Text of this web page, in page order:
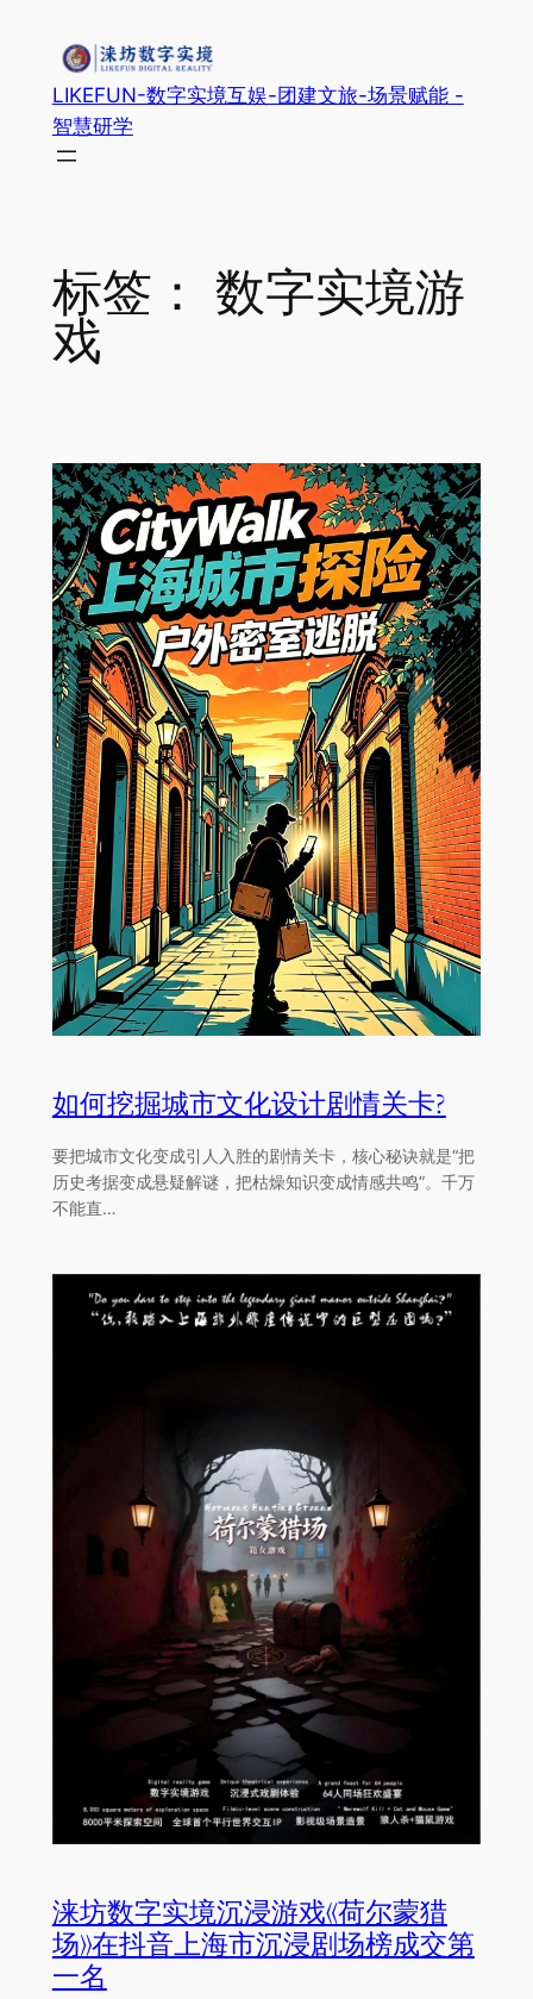
LIKEFUN-数字实境互娱-团建文旅-场景赋能 -
智慧研学
标签： 数字实境游
戏
如何挖掘城市文化设计剧情关卡?
要把城市文化变成引人入胜的剧情关卡，核心秘诀就是“把
历史考据变成悬疑解谜，把枯燥知识变成情感共鸣”。千万
不能直…
涞坊数字实境沉浸游戏《荷尔蒙猎
场》在抖音上海市沉浸剧场榜成交第
一名